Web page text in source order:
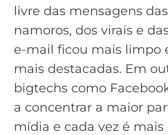
livre das mensagens
namoros, dos virais e
e-mail ficou mais limpo
mais destacadas. Em
bigtechs como
a concentrar a maior
mídia e cada vez é mais